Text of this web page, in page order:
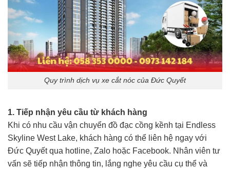
Quy trình dịch vụ xe cắt nóc của Đức Quyết
1. Tiếp nhận yêu cầu từ khách hàng
Khi có nhu cầu vận chuyển đồ đạc cồng kềnh tại Endless
Skyline West Lake, khách hàng có thể liên hệ ngay với
Đức Quyết qua hotline, Zalo hoặc Facebook. Nhân viên tư
vấn sẽ tiếp nhận thông tin, lắng nghe yêu cầu cụ thể và